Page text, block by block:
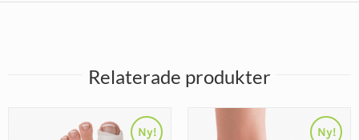
Relaterade produkter
Ny! Ny!